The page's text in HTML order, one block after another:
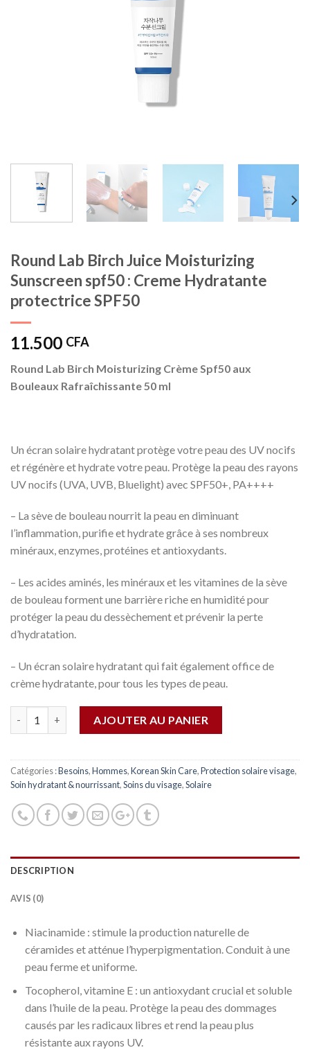
Round Lab Birch Juice Moisturizing
Sunscreen spf50 : Creme Hydratante
protectrice SPF50
11.500 CFA
Round Lab Birch Moisturizing Crème Spf50 aux
Bouleaux Rafraîchissante 50 ml
Un écran solaire hydratant protège votre peau des UV nocifs
et régénère et hydrate votre peau. Protège la peau des rayons
UV nocifs (UVA, UVB, Bluelight) avec SPF50+, PA++++
– La sève de bouleau nourrit la peau en diminuant
l’inflammation, purifie et hydrate grâce à ses nombreux
minéraux, enzymes, protéines et antioxydants.
– Les acides aminés, les minéraux et les vitamines de la sève
de bouleau forment une barrière riche en humidité pour
protéger la peau du dessèchement et prévenir la perte
d’hydratation.
– Un écran solaire hydratant qui fait également office de
crème hydratante, pour tous les types de peau.
AJOUTER AU PANIER
Catégories :Besoins,Hommes,Korean Skin Care,Protection solaire visage,
Soin hydratant & nourrissant,Soins du visage,Solaire
DESCRIPTION
AVIS (0)
Niacinamide : stimule la production naturelle de
céramides et atténue l’hyperpigmentation. Conduit à une
peau ferme et uniforme.
Tocopherol, vitamine E : un antioxydant crucial et soluble
dans l’huile de la peau. Protège la peau des dommages
causés par les radicaux libres et rend la peau plus
résistante aux rayons UV.